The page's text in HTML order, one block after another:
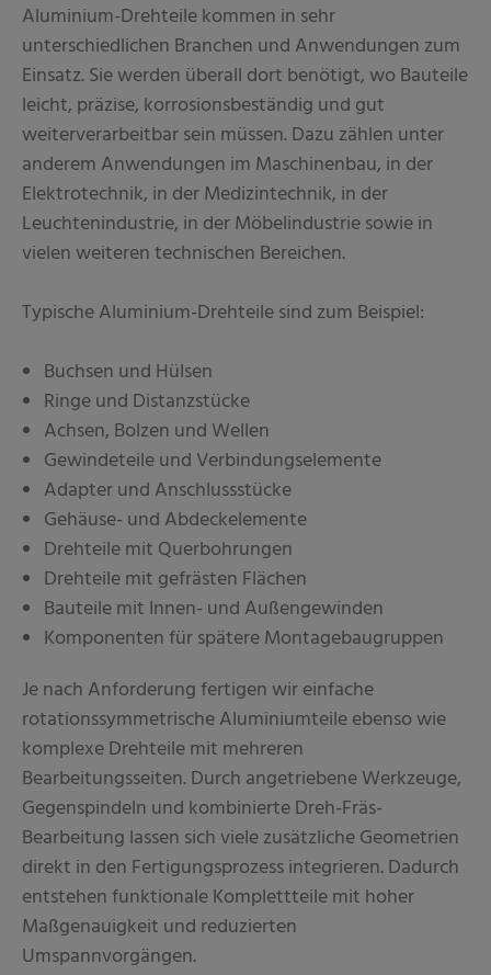
Aluminium-Drehteile kommen in sehr
unterschiedlichen Branchen und Anwendungen zum
Einsatz. Sie werden überall dort benötigt, wo Bauteile
leicht, präzise, korrosionsbeständig und gut
weiterverarbeitbar sein müssen. Dazu zählen unter
anderem Anwendungen im Maschinenbau, in der
Elektrotechnik, in der Medizintechnik, in der
Leuchtenindustrie, in der Möbelindustrie sowie in
vielen weiteren technischen Bereichen.
Typische Aluminium-Drehteile sind zum Beispiel:
Buchsen und Hülsen
Ringe und Distanzstücke
Achsen, Bolzen und Wellen
Gewindeteile und Verbindungselemente
Adapter und Anschlussstücke
Gehäuse- und Abdeckelemente
Drehteile mit Querbohrungen
Drehteile mit gefrästen Flächen
Bauteile mit Innen- und Außengewinden
Komponenten für spätere Montagebaugruppen
Je nach Anforderung fertigen wir einfache
rotationssymmetrische Aluminiumteile ebenso wie
komplexe Drehteile mit mehreren
Bearbeitungsseiten. Durch angetriebene Werkzeuge,
Gegenspindeln und kombinierte Dreh-Fräs-
Bearbeitung lassen sich viele zusätzliche Geometrien
direkt in den Fertigungsprozess integrieren. Dadurch
entstehen funktionale Komplettteile mit hoher
Maßgenauigkeit und reduzierten
Umspannvorgängen.